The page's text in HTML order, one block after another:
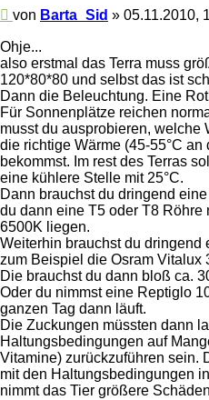
Beitrag
von Barta_Sid » 05.11.2010,
Ohje...
also erstmal das Terra muss
120*80*80 und selbst das ist
Dann die Beleuchtung. Eine
Für Sonnenplätze reichen
musst du ausprobieren, welche
die richtige Wärme (45-55°C
bekommst. Im rest des Terras
eine kühlere Stelle mit 25°C.
Dann brauchst du dringend
du dann eine T5 oder T8
6500K liegen.
Weiterhin brauchst du dringend
zum Beispiel die Osram Vitalux
Die brauchst du dann bloß ca.
Oder du nimmst eine Reptiglo
ganzen Tag dann läuft.
Die Zuckungen müssten dann
Haltungsbedingungen auf
Vitamine) zurückzuführen sein.
mit den Haltungsbedingungen
nimmt das Tier größere